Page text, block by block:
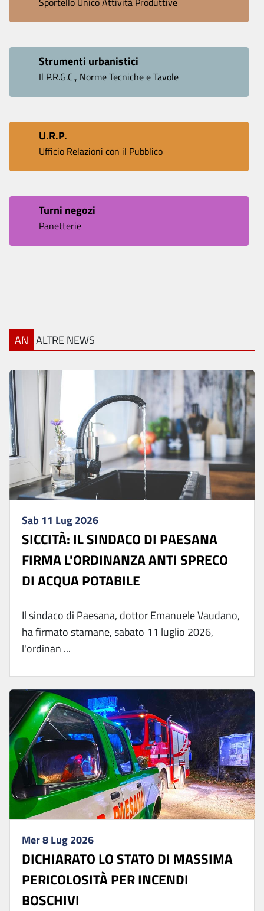
Strumenti urbanistici
Il P.R.G.C., Norme Tecniche e Tavole
U.R.P.
Ufficio Relazioni con il Pubblico
Turni negozi
Panetterie
AN ALTRE NEWS
Sab 11 Lug 2026
SICCITÀ: IL SINDACO DI PAESANA
FIRMA L'ORDINANZA ANTI SPRECO
DI ACQUA POTABILE
Il sindaco di Paesana, dottor Emanuele Vaudano,
ha firmato stamane, sabato 11 luglio 2026,
l'ordinan ...
Mer 8 Lug 2026
DICHIARATO LO STATO DI MASSIMA
PERICOLOSITÀ PER INCENDI
BOSCHIVI